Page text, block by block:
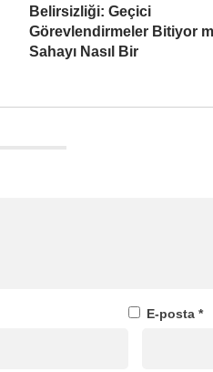
Belirsizliği: Geçici
Görevlendirmeler Bitiyor
Sahayı Nasıl Bir
E-posta *